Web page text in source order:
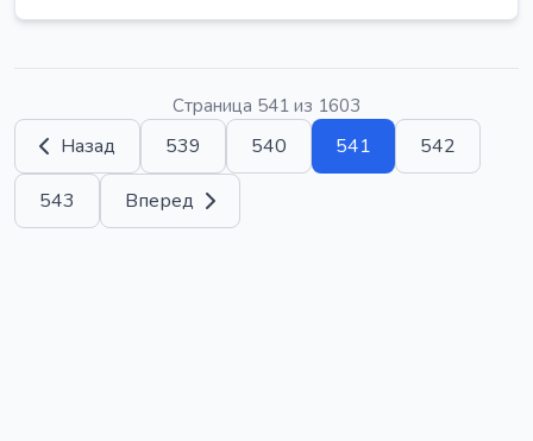
Страница 541 из 1603
Назад 539 540 541 542
543 Вперед